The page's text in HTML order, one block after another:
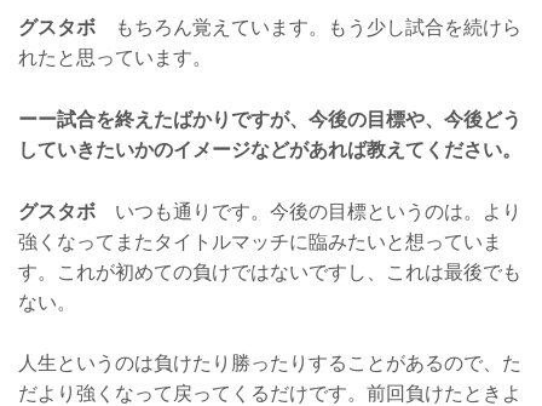
グスタボ もちろん覚えています。もう少し試合を続けら
れたと思っています。
ーー試合を終えたばかりですが、今後の目標や、今後どう
していきたいかのイメージなどがあれば教えてください。
グスタボ いつも通りです。今後の目標というのは。より
強くなってまたタイトルマッチに臨みたいと想っていま
す。これが初めての負けではないですし、これは最後でも
ない。
人生というのは負けたり勝ったりすることがあるので、た
だより強くなって戻ってくるだけです。前回負けたときよ